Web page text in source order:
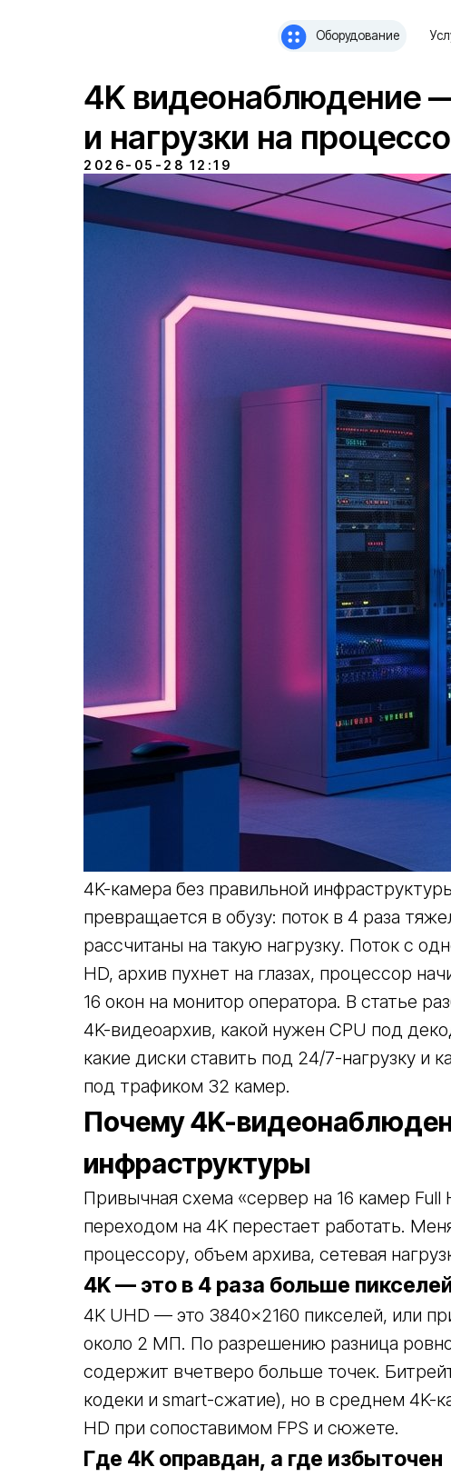
Услуги
Оборудование
Оборудование
4K видеонаблюдение
и нагрузки на
2026-05-28 12:19
4K-камера без правильной
превращается в обузу: поток в 4 раза
рассчитаны на такую нагрузку. Поток с
HD, архив пухнет на глазах, процессор
16 окон на монитор оператора. В статье
4K-видеоархив, какой нужен CPU под
какие диски ставить под 24/7-нагрузку и
под трафиком 32 камер.
Почему 4K-
инфраструктуры
Привычная схема «сервер на 16 камер
переходом на 4K перестает работать.
процессору, объем архива, сетевая
4K — это в 4 раза больше
4K UHD — это 3840×2160 пикселей, или
около 2 МП. По разрешению разница
содержит вчетверо больше точек.
кодеки и smart-сжатие), но в среднем 4K-
HD при сопоставимом FPS и сюжете.
Где 4K оправдан, а где избыточен